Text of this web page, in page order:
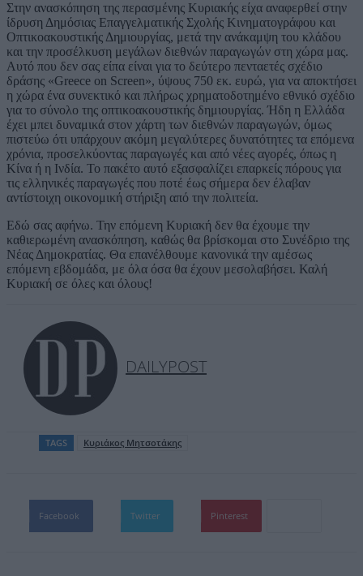
Στην ανασκόπηση της περασμένης Κυριακής είχα αναφερθεί στην
ίδρυση Δημόσιας Επαγγελματικής Σχολής Κινηματογράφου και
Οπτικοακουστικής Δημιουργίας, μετά την ανάκαμψη του κλάδου
και την προσέλκυση μεγάλων διεθνών παραγωγών στη χώρα μας.
Αυτό που δεν σας είπα είναι για το δεύτερο πενταετές σχέδιο
δράσης «Greece on Screen», ύψους 750 εκ. ευρώ, για να αποκτήσει
η χώρα ένα συνεκτικό και πλήρως χρηματοδοτημένο εθνικό σχέδιο
για το σύνολο της οπτικοακουστικής δημιουργίας. Ήδη η Ελλάδα
έχει μπει δυναμικά στον χάρτη των διεθνών παραγωγών, όμως
πιστεύω ότι υπάρχουν ακόμη μεγαλύτερες δυνατότητες τα επόμενα
χρόνια, προσελκύοντας παραγωγές και από νέες αγορές, όπως η
Κίνα ή η Ινδία. Το πακέτο αυτό εξασφαλίζει επαρκείς πόρους για
τις ελληνικές παραγωγές που ποτέ έως σήμερα δεν έλαβαν
αντίστοιχη οικονομική στήριξη από την πολιτεία.
Εδώ σας αφήνω. Την επόμενη Κυριακή δεν θα έχουμε την
καθιερωμένη ανασκόπηση, καθώς θα βρίσκομαι στο Συνέδριο της
Νέας Δημοκρατίας. Θα επανέλθουμε κανονικά την αμέσως
επόμενη εβδομάδα, με όλα όσα θα έχουν μεσολαβήσει. Καλή
Κυριακή σε όλες και όλους!
DAILYPOST
TAGS Kυριάκος Μητσοτάκης
Facebook Twitter Pinterest